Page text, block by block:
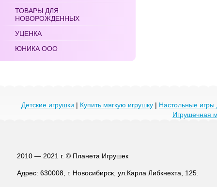
ТОВАРЫ ДЛЯ
НОВОРОЖДЕННЫХ
УЦЕНКА
ЮНИКА ООО
Детские игрушки | Купить мягкую игрушку | Настольные игры
Игрушечная
2010 — 2021 г. © Планета Игрушек
Адрес: 630008, г. Новосибирск, ул.Карла Либкнехта, 125.